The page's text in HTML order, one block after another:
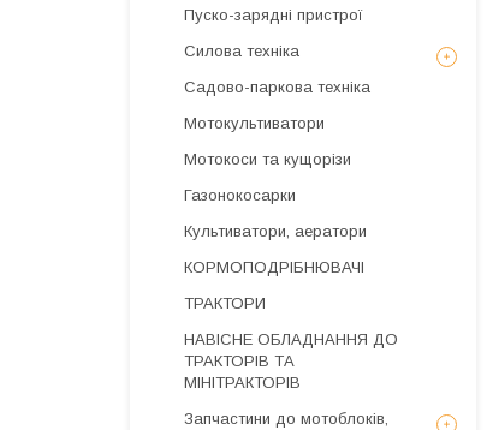
Пуско-зарядні пристрої
Силова техніка
Садово-паркова техніка
Мотокультиватори
Мотокоси та кущорізи
Газонокосарки
Культиватори, аератори
КОРМОПОДРІБНЮВАЧІ
ТРАКТОРИ
НАВІСНЕ ОБЛАДНАННЯ ДО
ТРАКТОРІВ ТА
МІНІТРАКТОРІВ
Запчастини до мотоблоків,